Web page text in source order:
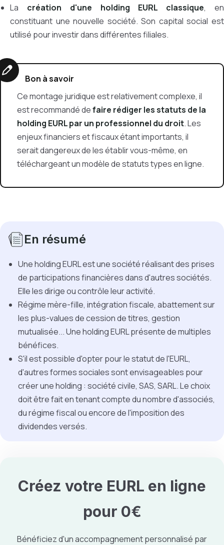
La création d'une holding EURL classique, en
constituant une nouvelle société. Son capital social est
utilisé pour investir dans différentes filiales.
Bon à savoir
Ce montage juridique est relativement complexe, il
est recommandé defaire rédiger les statuts de la
holding EURL par un professionnel du droit. Les
enjeux financiers et fiscaux étant importants, il
serait dangereux de les établir vous-même, en
téléchargeant un modèle de statuts types en ligne.
En résumé
Une holding EURL est une société réalisant des prises
de participations financières dans d'autres sociétés.
Elle les dirige ou contrôle leur activité.
Régime mère-fille, intégration fiscale, abattement sur
les plus-values de cession de titres, gestion
mutualisée... Une holding EURL présente de multiples
bénéfices.
S'il est possible d'opter pour le statut de l'EURL,
d'autres formes sociales sont envisageables pour
créer une holding : société civile, SAS, SARL. Le choix
doit être fait en tenant compte du nombre d'associés,
du régime fiscal ou encore de l'imposition des
dividendes versés.
Créez votre EURL en ligne
pour 0€
Bénéficiez d'un accompagnement personnalisé par